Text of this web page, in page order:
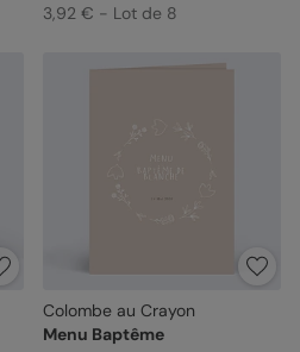
3,92 € - Lot de 8
Colombe au Crayon
Menu Baptême